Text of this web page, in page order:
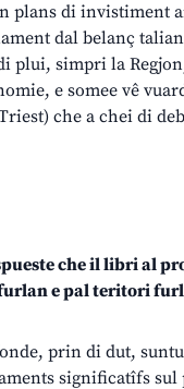
plans di invistiment
dal belanç
plui, simpri la
e somee vê
che a chei di
che il libri al
e pal teritori
prin di dut,
significatîfs sul